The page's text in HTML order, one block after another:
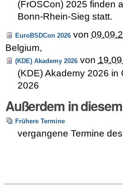
(FrOSCon) 2025 finden
Bonn-Rhein-Sieg statt.
EuroBSDCon 2026 von
Belgium,
(KDE) Akademy 2026 von
(KDE) Akademy 2026 in
2026
Außerdem in
Frühere Termine
vergangene Termine